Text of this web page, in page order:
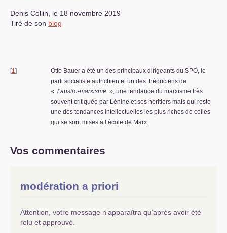
Denis Collin, le 18 novembre 2019
Tiré de son blog
[1] Otto Bauer a été un des principaux dirigeants du SPÖ, le
parti socialiste autrichien et un des théoriciens de
« l’austro-marxisme », une tendance du marxisme très
souvent critiquée par Lénine et ses héritiers mais qui reste
une des tendances intellectuelles les plus riches de celles
qui se sont mises à l’école de Marx.
Vos commentaires
modération a priori
Attention, votre message n’apparaîtra qu’après avoir été
relu et approuvé.